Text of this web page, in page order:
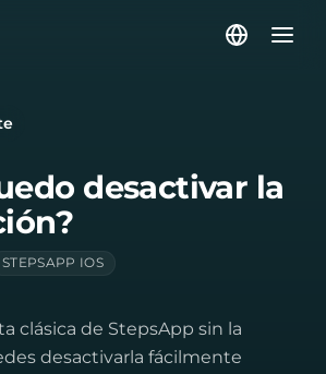
desactivar la
STEPSAPP IOS
clásica de StepsApp sin la
desactivarla fácilmente